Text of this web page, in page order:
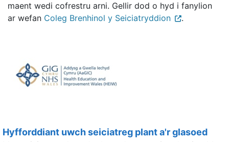
maent wedi cofrestru arni. Gellir dod o hyd i fanylion
ar wefan Coleg Brenhinol y Seiciatryddion .
Hyfforddiant uwch seiciatreg plant a'r glasoed